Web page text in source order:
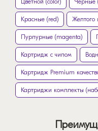
Цветной (color) Черные
Красные (red) Желтого
Пурпурные (magenta)
Картридж с чипом
Картридж Premium
Картриджи комплекты